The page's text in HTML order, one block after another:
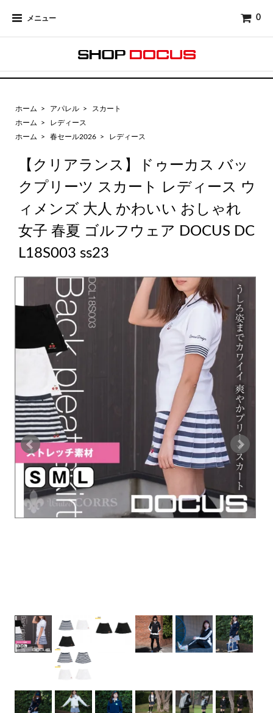
メニュー 0
ホーム > アパレル >
スカート
ホーム
>
レディース
ホーム
> 春セール2026 > レディース
【クリアランス】ドゥーカス バッ
クプリーツ スカート レディース ウ
ィメンズ 大人 かわいい おしゃれ
女子 春夏 ゴルフウェア DOCUS DC
L18S003 ss23